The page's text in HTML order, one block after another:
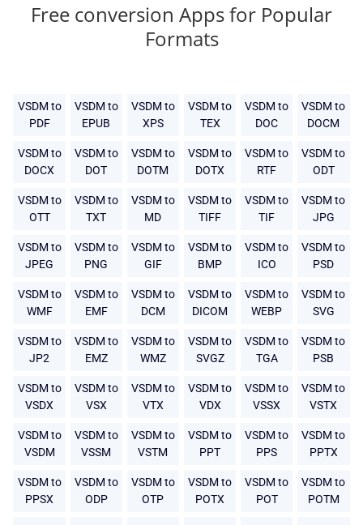
Free conversion Apps for Popular
Formats
VSDM to
PDF
VSDM to
EPUB
VSDM to
XPS
VSDM to
TEX
VSDM to
DOC
VSDM to
DOCM
VSDM to
DOCX
VSDM to
DOT
VSDM to
DOTM
VSDM to
DOTX
VSDM to
RTF
VSDM to
ODT
VSDM to
OTT
VSDM to
TXT
VSDM to
MD
VSDM to
TIFF
VSDM to
TIF
VSDM to
JPG
VSDM to
JPEG
VSDM to
PNG
VSDM to
GIF
VSDM to
BMP
VSDM to
ICO
VSDM to
PSD
VSDM to
WMF
VSDM to
EMF
VSDM to
DCM
VSDM to
DICOM
VSDM to
WEBP
VSDM to
SVG
VSDM to
JP2
VSDM to
EMZ
VSDM to
WMZ
VSDM to
SVGZ
VSDM to
TGA
VSDM to
PSB
VSDM to
VSDX
VSDM to
VSX
VSDM to
VTX
VSDM to
VDX
VSDM to
VSSX
VSDM to
VSTX
VSDM to
VSDM
VSDM to
VSSM
VSDM to
VSTM
VSDM to
PPT
VSDM to
PPS
VSDM to
PPTX
VSDM to
PPSX
VSDM to
ODP
VSDM to
OTP
VSDM to
POTX
VSDM to
POT
VSDM to
POTM